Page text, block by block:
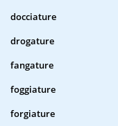
docciature
drogature
fangature
foggiature
forgiature